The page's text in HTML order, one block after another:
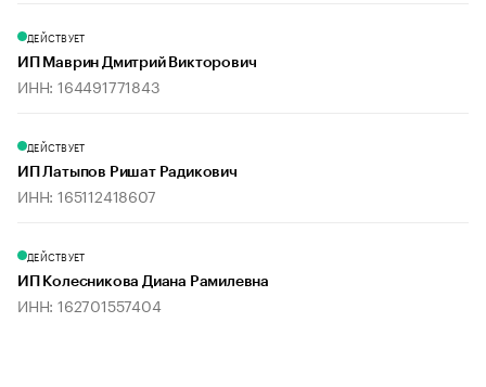
ДЕЙСТВУЕТ
ИП Маврин Дмитрий Викторович
ИНН: 164491771843
ДЕЙСТВУЕТ
ИП Латыпов Ришат Радикович
ИНН: 165112418607
ДЕЙСТВУЕТ
ИП Колесникова Диана Рамилевна
ИНН: 162701557404